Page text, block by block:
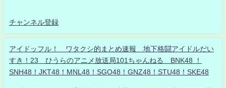
チャンネル登録
アイドッフル！ ワタクシ的まとめ速報 地下格闘アイドルだい
すき！23 ひうらのアニメ放送局101ちゃんねる BNK48 ！
SNH48！JKT48！MNL48！SGO48！GNZ48！STU48！SKE48